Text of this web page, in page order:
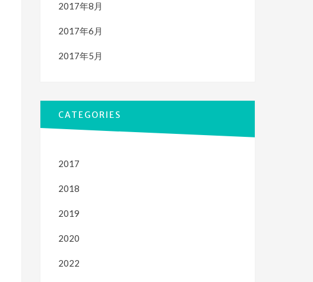
2017年8月
2017年6月
2017年5月
CATEGORIES
2017
2018
2019
2020
2022